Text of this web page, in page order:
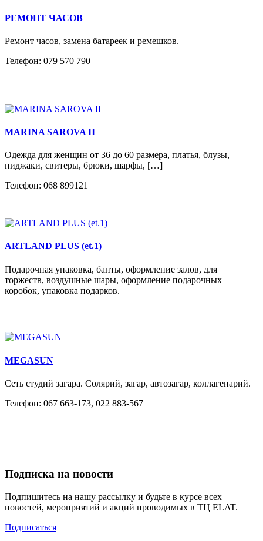
РЕМОНТ ЧАСОВ
Ремонт часов, замена батареек и ремешков.
Телефон: 079 570 790
MARINA SAROVA II
Одежда для женщин от 36 до 60 размера, платья, блузы,
пиджаки, свитеры, брюки, шарфы, […]
Телефон: 068 899121
ARTLAND PLUS (et.1)
Подарочная упаковка, банты, оформление залов, для
торжеств, воздушные шары, оформление подарочных
коробок, упаковка подарков.
MEGASUN
Сеть студий загара. Солярий, загар, автозагар, коллагенарий.
Телефон: 067 663-173, 022 883-567
Подписка на новости
Подпишитесь на нашу рассылку и будьте в курсе всех
новостей, мероприятий и акций проводимых в ТЦ ELAT.
Подписаться